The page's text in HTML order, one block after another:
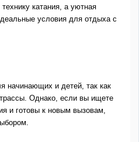
катания, а уютная
условия для отдыха с
начинающих и детей, так как
Однако, если вы ищете
и готовы к новым вызовам,